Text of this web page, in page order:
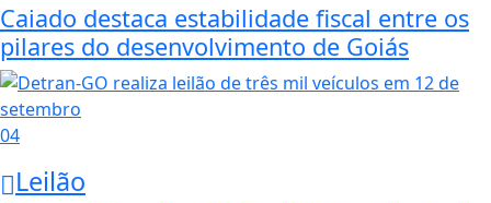
Caiado destaca estabilidade fiscal entre os
pilares do desenvolvimento de Goiás
04
Leilão